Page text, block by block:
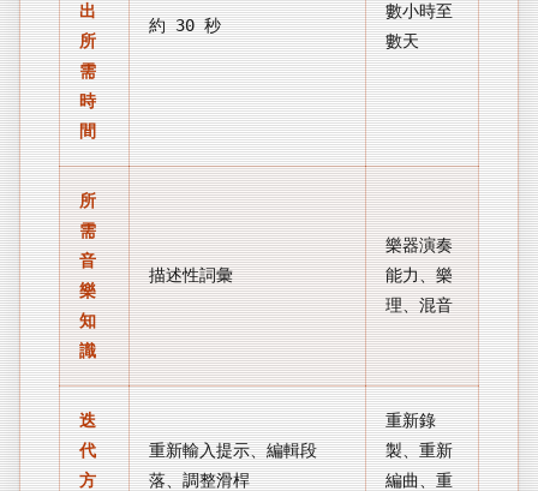
出
所
需
時
間
約 30 秒
數小時至
數天
所
需
音
樂
知
識
描述性詞彙
樂器演奏
能力、樂
理、混音
迭
代
方
重新輸入提示、編輯段
落、調整滑桿
重新錄
製、重新
編曲、重